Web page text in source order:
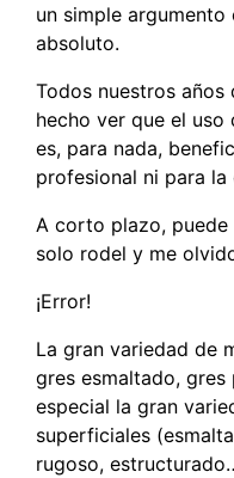
un simple
absoluto.
Todos nuestros años
hecho ver que el
es, para nada,
profesional ni para la
A corto plazo, puede
solo rodel y me
¡Error!
La gran variedad de
gres esmaltado,
especial la gran
superficiales
rugoso,